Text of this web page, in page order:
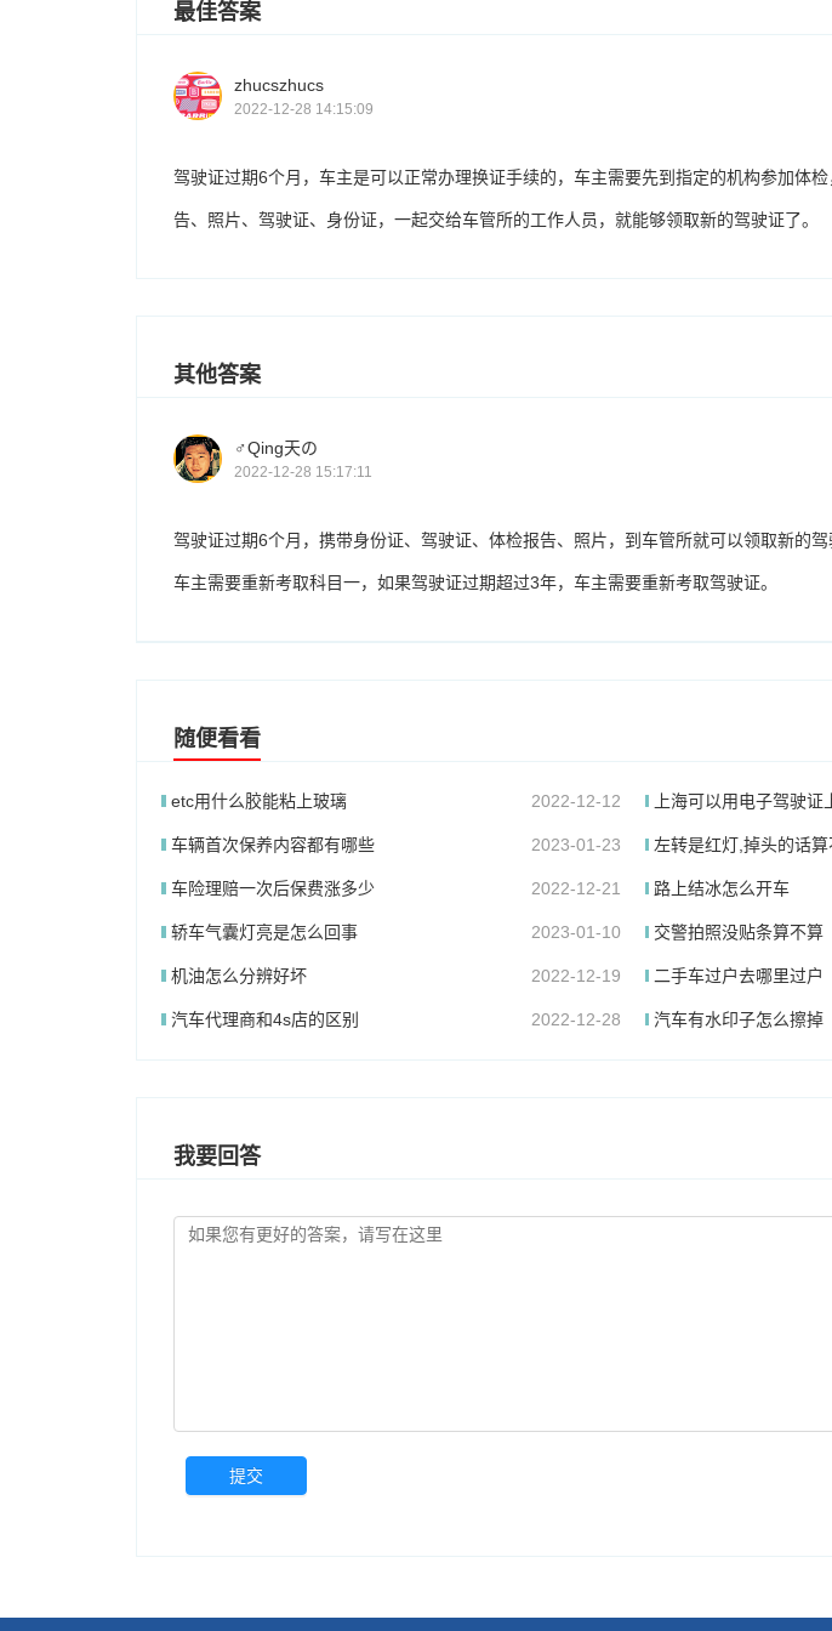
最佳答案
zhucszhucs
2022-12-28 14:15:09
驾驶证过期6个月，车主是可以正常办理换证手续的，车主需要先到指定的机构参加体
告、照片、驾驶证、身份证，一起交给车管所的工作人员，就能够领取新的驾驶证了。
其他答案
♂Qing天の
2022-12-28 15:17:11
驾驶证过期6个月，携带身份证、驾驶证、体检报告、照片，到车管所就可以领取新的驾
车主需要重新考取科目一，如果驾驶证过期超过3年，车主需要重新考取驾驶证。
随便看看
etc用什么胶能粘上玻璃 2022-12-12 上海可以用电子驾驶证
车辆首次保养内容都有哪些 2023-01-23 左转是红灯,掉头的话
车险理赔一次后保费涨多少 2022-12-21 路上结冰怎么开车
轿车气囊灯亮是怎么回事 2023-01-10 交警拍照没贴条算不算
机油怎么分辨好坏 2022-12-19 二手车过户去哪里过户
汽车代理商和4s店的区别 2022-12-28 汽车有水印子怎么擦掉
我要回答
提交